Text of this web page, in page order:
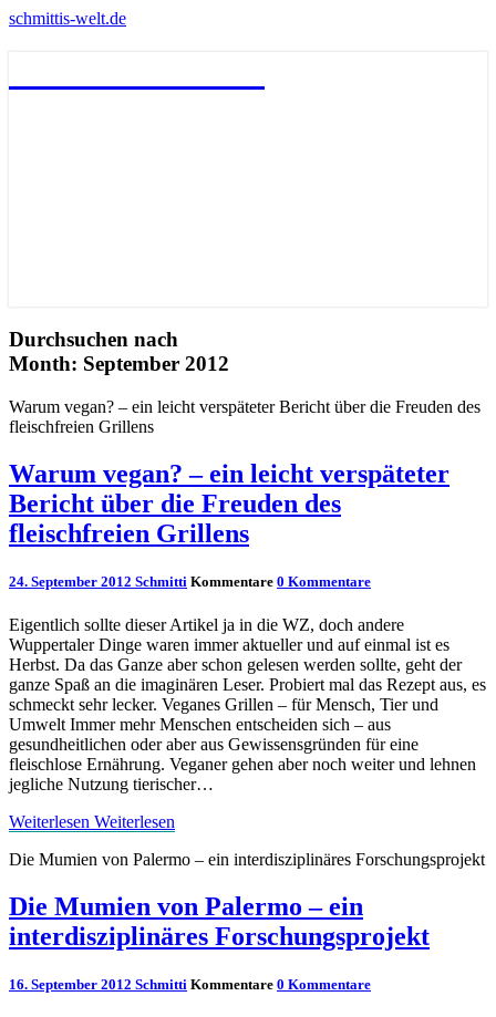
schmittis-welt.de
Durchsuchen nach
Month: September 2012
Warum vegan? – ein leicht verspäteter Bericht über die Freuden des
fleischfreien Grillens
Warum vegan? – ein leicht verspäteter
Bericht über die Freuden des
fleischfreien Grillens
24. September 2012 Schmitti Kommentare 0 Kommentare
Eigentlich sollte dieser Artikel ja in die WZ, doch andere
Wuppertaler Dinge waren immer aktueller und auf einmal ist es
Herbst. Da das Ganze aber schon gelesen werden sollte, geht der
ganze Spaß an die imaginären Leser. Probiert mal das Rezept aus, es
schmeckt sehr lecker. Veganes Grillen – für Mensch, Tier und
Umwelt Immer mehr Menschen entscheiden sich – aus
gesundheitlichen oder aber aus Gewissensgründen für eine
fleischlose Ernährung. Veganer gehen aber noch weiter und lehnen
jegliche Nutzung tierischer…
Weiterlesen Weiterlesen
Die Mumien von Palermo – ein interdisziplinäres Forschungsprojekt
Die Mumien von Palermo – ein
interdisziplinäres Forschungsprojekt
16. September 2012 Schmitti Kommentare 0 Kommentare